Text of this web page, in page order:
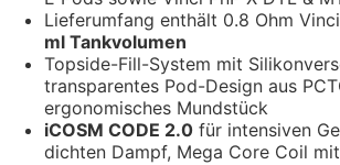
Lieferumfang enthält 0.8 Ohm
ml Tankvolumen
Topside-Fill-System mit
transparentes Pod-Design aus
ergonomisches Mundstück
iCOSM CODE 2.0 für intensiven
dichten Dampf, Mega Core Coil